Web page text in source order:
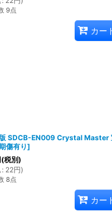
9点
カー
SDCB-EN009 Crystal Master
傷有り]
(税別)
: 22円)
8点
カー